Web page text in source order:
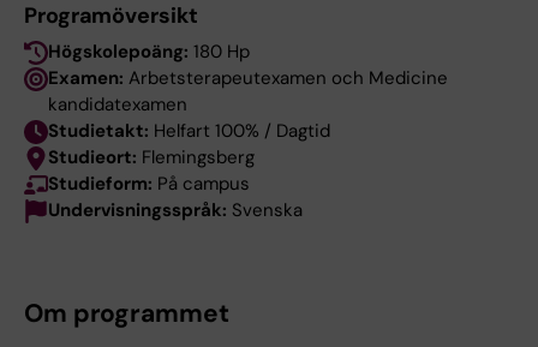
Programöversikt
Högskolepoäng: 180 Hp
Examen: Arbetsterapeutexamen och Medicine
kandidatexamen
Studietakt: Helfart 100% / Dagtid
Studieort: Flemingsberg
Studieform: På campus
Undervisningsspråk: Svenska
Om programmet